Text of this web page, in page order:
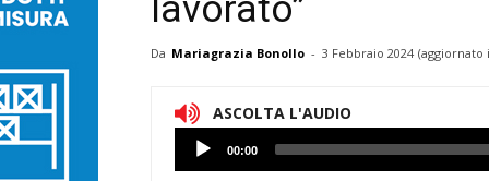
lavorato”
Da Mariagrazia Bonollo - 3 Febbraio 2024 (aggiornato
ASCOLTA L'AUDIO
Lettore
Audio
00:00